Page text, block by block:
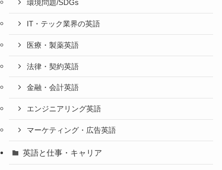
環境問題/SDGs
IT・テック業界の英語
医療・製薬英語
法律・契約英語
金融・会計英語
エンジニアリング英語
マーケティング・広告英語
英語と仕事・キャリア